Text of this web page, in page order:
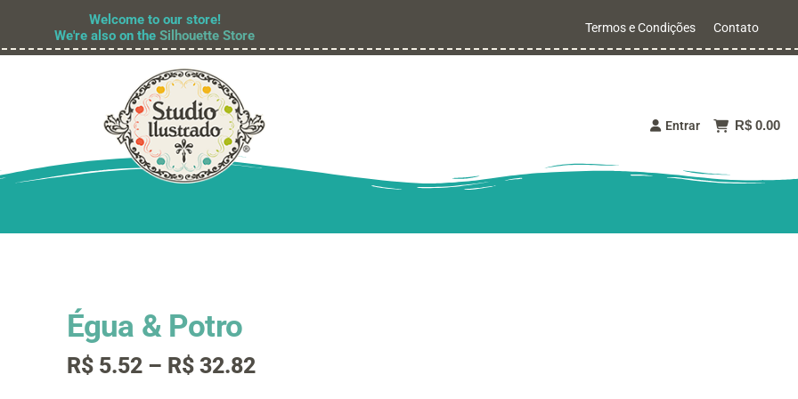
Welcome to our store!
We're also on theSilhouette Store Termos e Condições Contato
Entrar R$ 0.00
Égua & Potro
R$5.52 – R$32.82Faixa